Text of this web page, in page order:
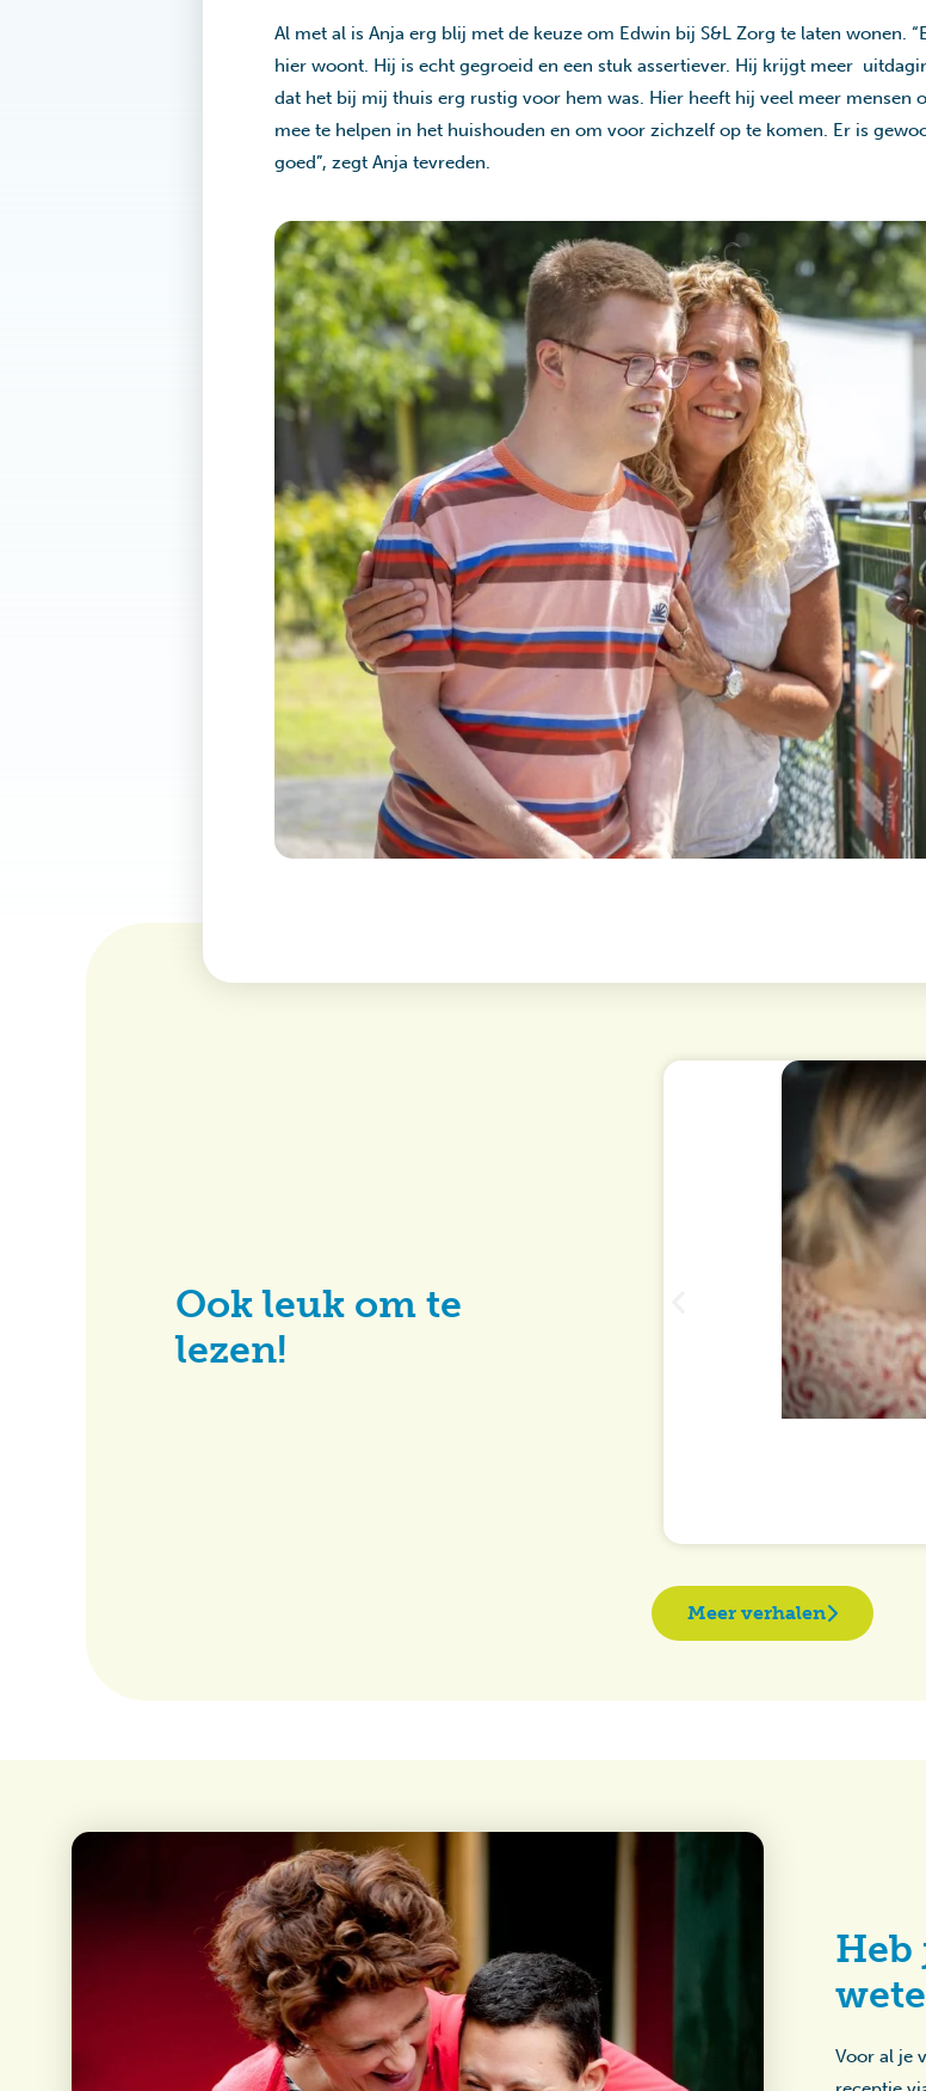
Al met al is Anja erg blij met de keuze om Edwin bij S&L Zorg te laten wonen.
hier woont. Hij is echt gegroeid en een stuk assertiever. Hij krijgt meer
dat het bij mij thuis erg rustig voor hem was. Hier heeft hij veel meer mensen
mee te helpen in het huishouden en om voor zichzelf op te komen. Er is
goed”, zegt Anja tevreden.
Ook leuk om te
lezen!
Meer verhalen
Heb
Voor al je